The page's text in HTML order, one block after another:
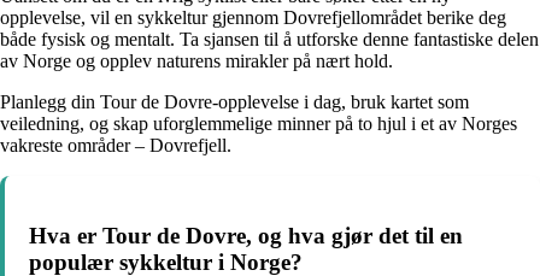
opplevelse, vil en sykkeltur gjennom Dovrefjellområdet berike deg
både fysisk og mentalt. Ta sjansen til å utforske denne fantastiske delen
av Norge og opplev naturens mirakler på nært hold.
Planlegg din Tour de Dovre-opplevelse i dag, bruk kartet som
veiledning, og skap uforglemmelige minner på to hjul i et av Norges
vakreste områder – Dovrefjell.
Hva er Tour de Dovre, og hva gjør det til en
populær sykkeltur i Norge?